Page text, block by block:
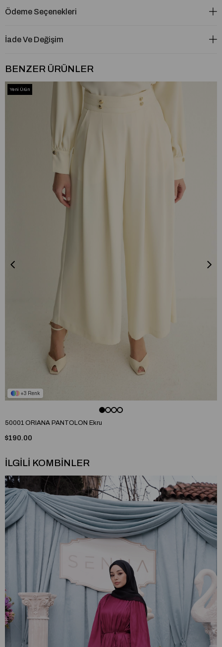
Ödeme Seçenekleri
İade Ve Değişim
BENZER ÜRÜNLER
3
50001 ORIANA PANTOLON Ekru
$190.00
Yeni Ürün
İLGILI KOMBINLER